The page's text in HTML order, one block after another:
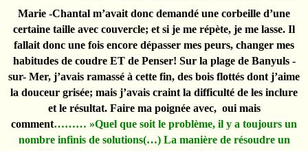
Marie -Chantal m’avait donc demandé une corbeille d’une
certaine taille avec couvercle; et si je me répète, je me lasse. Il
fallait donc une fois encore dépasser mes peurs, changer mes
habitudes de coudre ET de Penser! Sur la plage de Banyuls -
sur- Mer, j’avais ramassé à cette fin, des bois flottés dont j’aime
la douceur grisée; mais j’avais craint la difficulté de les inclure
et le résultat. Faire ma poignée avec, oui mais
comment……… »Quel que soit le problème, il y a toujours un
nombre infinis de solutions(…) La manière de résoudre un